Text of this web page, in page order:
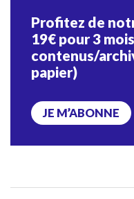
Profitez de
19€ pour 3
contenus/
papier)
JE M’ABONNE